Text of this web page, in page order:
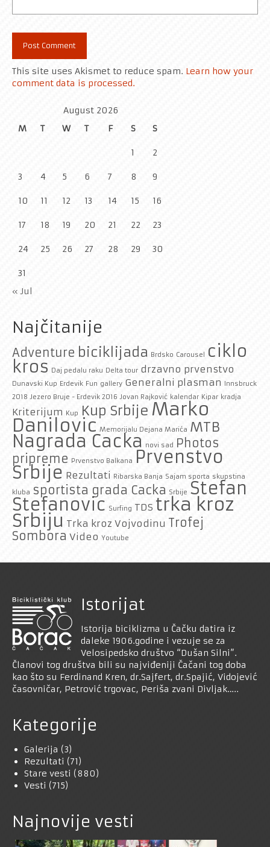
This site uses Akismet to reduce spam. Learn how your
comment data is processed.
August 2026
M
T W T F S S
1 2
3 4 5 6 7 8 9
10 11 12 13 14 15 16
17 18 19 20 21 22 23
24 25 26 27 28 29 30
31
« Jul
Najčitanije
Adventure biciklijada Brdsko Carousel ciklo
kros Daj pedalu raku Delta tour drzavno prvenstvo
Dunavski Kup Erdevik Fun gallery Generalni plasman Innsbruck
2018 Jezero Bruje - Erdevik 2016 Jovan Rajković kalendar Kipar kradja
Kriterijum Kup Kup Srbije Marko
Danilovic Memorijalu Dejana Marića MTB
Nagrada Cacka novi sad Photos
pripreme Prvenstvo Balkana Prvenstvo
Srbije Rezultati Ribarska Banja Sajam sporta skupstina
kluba sportista grada Cacka Srbije Stefan
Stefanovic Surfing TDS trka kroz
Srbiju Trka kroz Vojvodinu Trofej
Sombora Video Youtube
Istorijat
Istorija biciklizma u Čačku datira iz
daleke 1906.godine i vezuje se za
Velosipedsko društvo “Dušan Silni”.
Članovi tog društva bili su najviđeniji Čačani tog doba
kao što su Ferdinand Kren, dr.Sajfert, dr.Spajić, Vidojević
časovničar, Petrović trgovac, Periša zvani Divljak…..
Kategorije
Galerija (3)
Rezultati (71)
Stare vesti (880)
Vesti (715)
Najnovije vesti